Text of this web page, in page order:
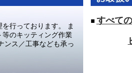
行っております。 ま
のキッティング作業
ンス／工事なども承っ
■ すべて
αZX・